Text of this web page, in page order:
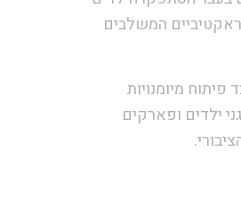
המשלבים
מיומנויות
ילדים ופארקים